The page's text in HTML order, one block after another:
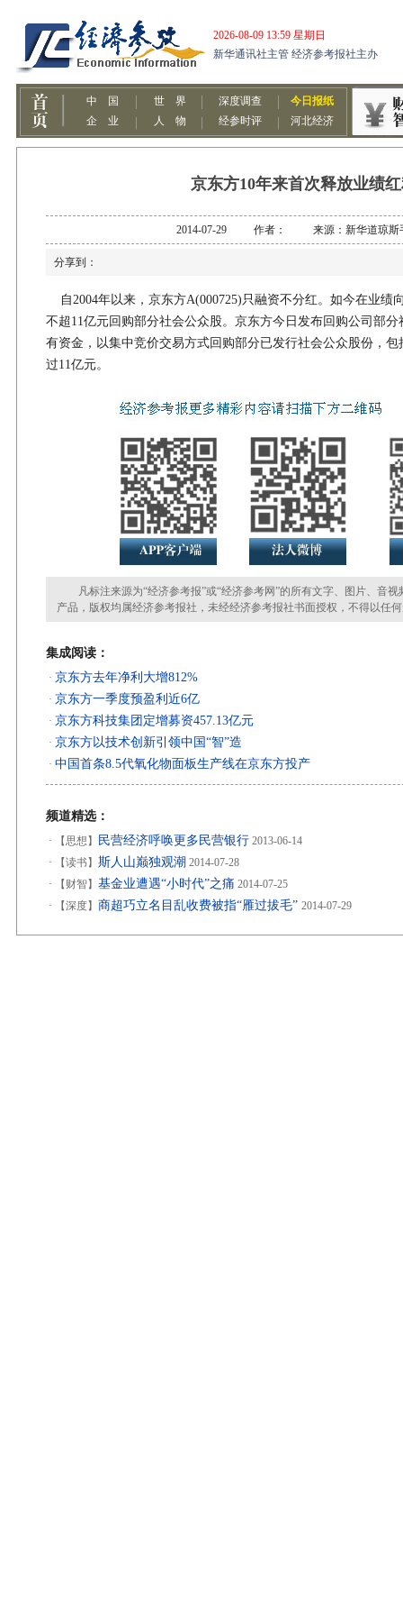
京东方10年来首次释放业绩
2014-07-29 作者： 来源：新华道琼斯
分享到：
自2004年以来，京东方A(000725)只融资不分红。如今在业绩
不超11亿元回购部分社会公众股。京东方今日发布回购公司部
有资金，以集中竞价交易方式回购部分已发行社会公众股份，
过11亿元。
凡标注来源为“经济参考报”或“经济参考网”的所有文字、图片、音视
产品，版权均属经济参考报社，未经经济参考报社书面授权，不得以任
集成阅读：
· 京东方去年净利大增812%
· 京东方一季度预盈利近6亿
· 京东方科技集团定增募资457.13亿元
· 京东方以技术创新引领中国“智”造
· 中国首条8.5代氧化物面板生产线在京东方投产
频道精选：
· 【思想】 民营经济呼唤更多民营银行 2013-06-14
·
【读书】 斯人山巅独观潮 2014-07-28
·
【财智】 基金业遭遇“小时代”之痛 2014-07-25
·
【深度】 商超巧立名目乱收费被指“雁过拔毛” 2014-07-29